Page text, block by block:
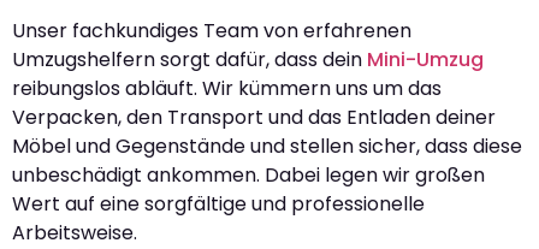
Unser fachkundiges Team von erfahrenen
Umzugshelfern sorgt dafür, dass dein Mini-Umzug
reibungslos abläuft. Wir kümmern uns um das
Verpacken, den Transport und das Entladen deiner
Möbel und Gegenstände und stellen sicher, dass diese
unbeschädigt ankommen. Dabei legen wir großen
Wert auf eine sorgfältige und professionelle
Arbeitsweise.